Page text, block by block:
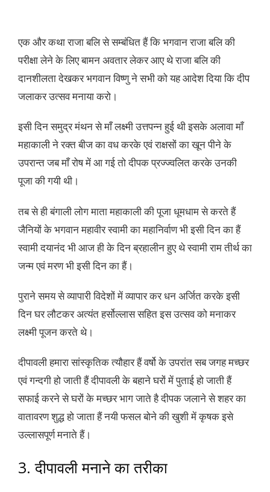
एक और कथा राजा बलि से सम्बंधित हैं कि भगवान राजा बलि की
परीक्षा लेने के लिए बामन अवतार लेकर आए थे राजा बलि की
दानशीलता देखकर भगवान विष्णु ने सभी को यह आदेश दिया कि दीप
जलाकर उत्सव मनाया करो।
इसी दिन समुद्र मंथन से माँ लक्ष्मी उत्तपन्न हुई थी इसके अलावा माँ
महाकाली ने रक्त बीज का वध करके एवं राक्षसों का खून पीने के
उपरान्त जब माँ रोष में आ गई तो दीपक प्रज्ज्वलित करके उनकी
पूजा की गयी थी।
तब से ही बंगाली लोग माता महाकाली की पूजा धूमधाम से करते हैं
जैनियों के भगवान महावीर स्वामी का महानिर्वाण भी इसी दिन का हैं
स्वामी दयानंद भी आज ही के दिन ब्रहालीन हुए थे स्वामी राम तीर्थ का
जन्म एवं मरण भी इसी दिन का हैं।
पुराने समय से व्यापारी विदेशों में व्यापार कर धन अर्जित करके इसी
दिन घर लौटकर अत्यंत हर्सोल्लास सहित इस उत्सव को मनाकर
लक्ष्मी पूजन करते थे।
दीपावली हमारा सांस्कृतिक त्यौहार हैं वर्षो के उपरांत सब जगह मच्छर
एवं गन्दगी हो जाती हैं दीपावली के बहाने घरों में पुताई हो जाती हैं
सफाई करने से घरों के मच्छर भाग जाते है दीपक जलाने से शहर का
वातावरण शुद्ध हो जाता हैं नयी फसल बोने की खुशी में कृषक इसे
उल्लासपूर्ण मनाते हैं।
3. दीपावली मनाने का तरीका